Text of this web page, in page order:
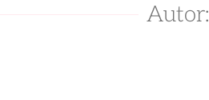
Autor: